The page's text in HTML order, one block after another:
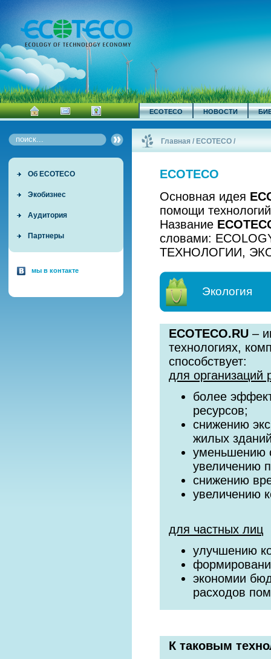
ECOTECO НОВОСТИ
Об ECOTECO
Экобизнес
Аудитория
Партнеры
мы в контакте
Главная / ECOTECO /
ECOTECO
Основная идея
помощи
Название
словами:
ТЕХНОЛОГИИ,
Экология
ECOTECO.RU –
технологиях,
способствует:
для организаций
более
ресурсов;
снижению
жилых
уменьшению
увеличению
снижению
увеличению
для частных лиц
улучшению
экономии
расходов
К таковым